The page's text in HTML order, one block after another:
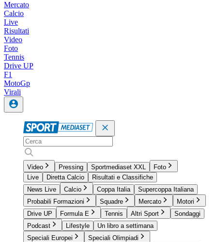
Mercato
Calcio
Live
Risultati
Video
Foto
Tennis
Drive UP
F1
MotoGp
Virali
Video Pressing Sportmediaset XXL
Foto
Live
Diretta Calcio
Risultati e Classifiche
News Live
Calcio Coppa Italia
Supercoppa Italiana
Probabili Formazioni
Squadre Mercato
Motori
Drive UP
Formula E Tennis Altri Sport
Sondaggi
Podcast
Lifestyle
Un libro a settimana
Speciali Europei
Speciali Olimpiadi